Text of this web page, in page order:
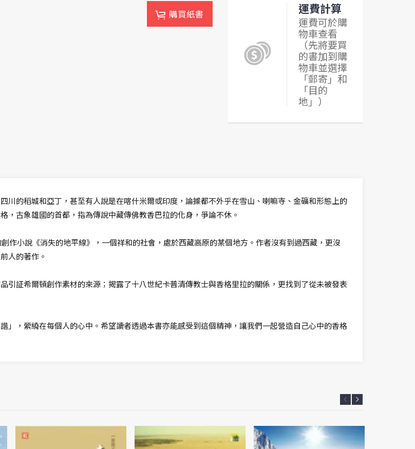
購買紙書 運費計算
運費可於購
物車查看
（先將要買
的書加到購
物車並選擇
「郵寄」和
「目的
地」）
川的稻城和亞丁，甚至有人說是在喀什米爾或印度，論據都不外乎在雪山、喇嘛寺、金礦和形態上的
古象雄國的首都，指為傳說中藏傳佛教香巴拉的化身，爭論不休。
作小說《消失的地平線》，一個祥和的社會，處於西藏高原的某個地方。作者沒有到過西藏，更沒
人的著作。
引証希爾頓創作素材的來源；揭露了十八世紀卡普清傳教士與香格里拉的關係，更找到了從未被發表
，縈繞在每個人的心中。希望讀者透過本書亦能感受到這個精神，讓我們一起營造自己心中的香格